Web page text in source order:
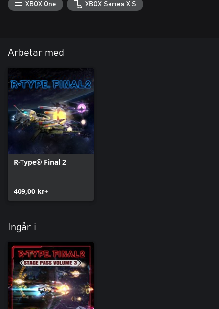
XBOX One XBOX Series X|S
Arbetar med
R-Type® Final 2
409,00 kr+
Ingår i